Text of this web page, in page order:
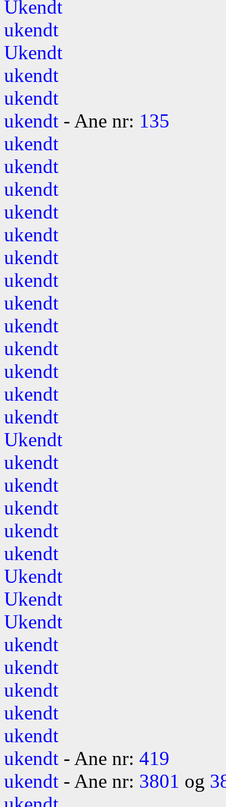
Ukendt
ukendt
Ukendt
ukendt
ukendt
ukendt - Ane nr: 135
ukendt
ukendt
ukendt
ukendt
ukendt
ukendt
ukendt
ukendt
ukendt
ukendt
ukendt
ukendt
ukendt
Ukendt
ukendt
ukendt
ukendt
ukendt
ukendt
Ukendt
Ukendt
Ukendt
ukendt
ukendt
ukendt
ukendt
ukendt
ukendt - Ane nr: 419
ukendt - Ane nr: 3801 og